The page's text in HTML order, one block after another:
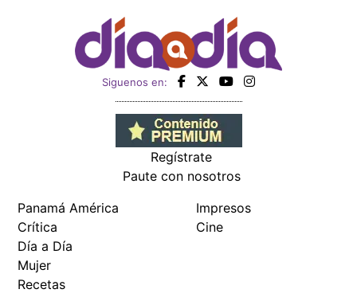
Siguenos en:
Regístrate
Paute con nosotros
Panamá América
Crítica
Día a Día
Mujer
Recetas
Impresos
Cine